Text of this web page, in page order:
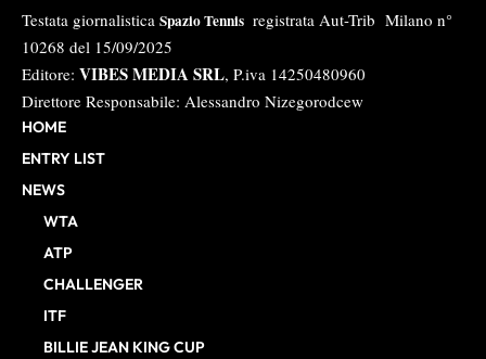
Testata giornalistica Spazio Tennis registrata Aut-Trib Milano n°
10268 del 15/09/2025
Editore: VIBES MEDIA SRL, P.iva 14250480960
Direttore Responsabile: Alessandro Nizegorodcew
HOME
ENTRY LIST
NEWS
WTA
ATP
CHALLENGER
ITF
BILLIE JEAN KING CUP